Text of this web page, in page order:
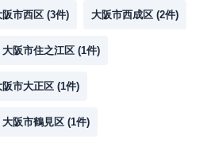
阪市西区 (3件) 大阪市西成区 (2件)
大阪市住之江区 (1件)
阪市大正区 (1件)
大阪市鶴見区 (1件)